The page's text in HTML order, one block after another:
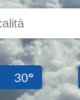
30°